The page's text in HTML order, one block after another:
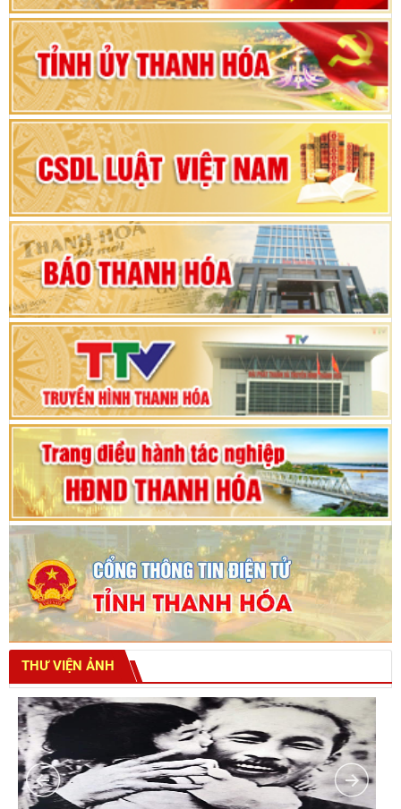
Bộ Chính trị duyệt nội dung Đại hội đại biểu
Đảng bộ tỉnh Thanh Hóa lần thứ XX, nhiệm kỳ
2025 - 2030
Đại hội đại biểu Đảng bộ xã Yên Thọ lần thứ I,
nhiệm kỳ 2025 – 2030
Đại hội Đảng bộ xã Yên Ninh lần thứ nhất,
nhiệm kỳ 2025 - 2030
Khai mạc Kỳ họp bất thường lần thứ 9, Quốc
hội khóa XV
Phiên thảo luận Kỳ họp thứ 24, HĐND tỉnh
Thanh Hóa khóa XVIII, nhiệm kỳ 2021 - 2026
Bế mạc Kỳ họp thứ hai bốn, Hội đồng nhân dân
tỉnh khoá XVIII
THƯ VIỆN ẢNH